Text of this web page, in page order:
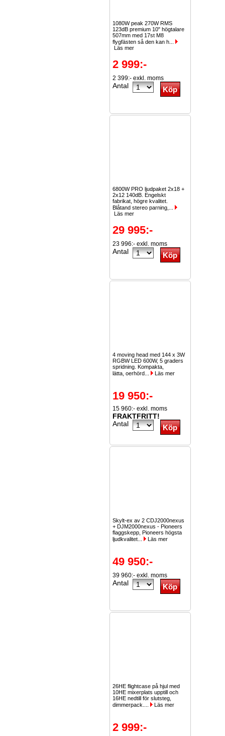
1080W peak 270W RMS
123dB premium 10" högtalare
507mm med 17st M8
flygfästen så den kan h...
Läs mer
2 999:-
2 399:- exkl. moms
Antal
6800W PRO ljudpaket 2x18 +
2x12 140dB. Engelskt
fabrikat, högre kvalitet.
Blåtand stereo parning,...
Läs mer
29 995:-
23 996:- exkl. moms
Antal
4 moving head med 144 x 3W
RGBW LED 600W, 5 graders
spridning. Kompakta,
lätta, oerhörd...
Läs mer
19 950:-
15 960:- exkl. moms
FRAKTFRITT!
Antal
Skylt-ex av 2 CDJ2000nexus
+ DJM2000nexus - Pioneers
flaggskepp, Pioneers högsta
ljudkvalitet...
Läs mer
49 950:-
39 960:- exkl. moms
Antal
26HE flightcase på hjul med
10HE mixerplats upptill och
16HE nedtill för slutsteg,
dimmerpack....
Läs mer
2 999:-